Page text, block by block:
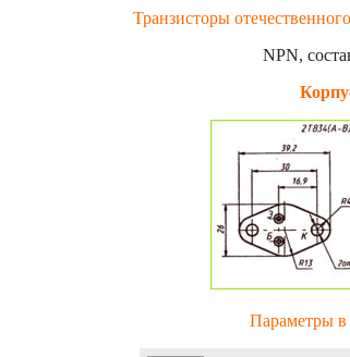
Транзисторы
NPN,
Параметры в